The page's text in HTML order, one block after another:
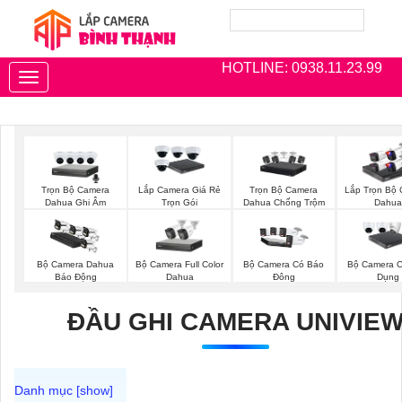
HOTLINE: 0938.11.23.99
Toggle
navigation
Trọn Bộ Camera
Dahua Ghi Âm
Lắp Camera Giá Rẻ
Trọn Gói
Trọn Bộ Camera
Dahua Chống Trộm
Lắp Trọn Bộ
Dahua
Bộ Camera Dahua
Báo Động
Bộ Camera Full Color
Dahua
Bộ Camera Có Báo
Đông
Bộ Camera
Dụng
ĐẦU GHI CAMERA